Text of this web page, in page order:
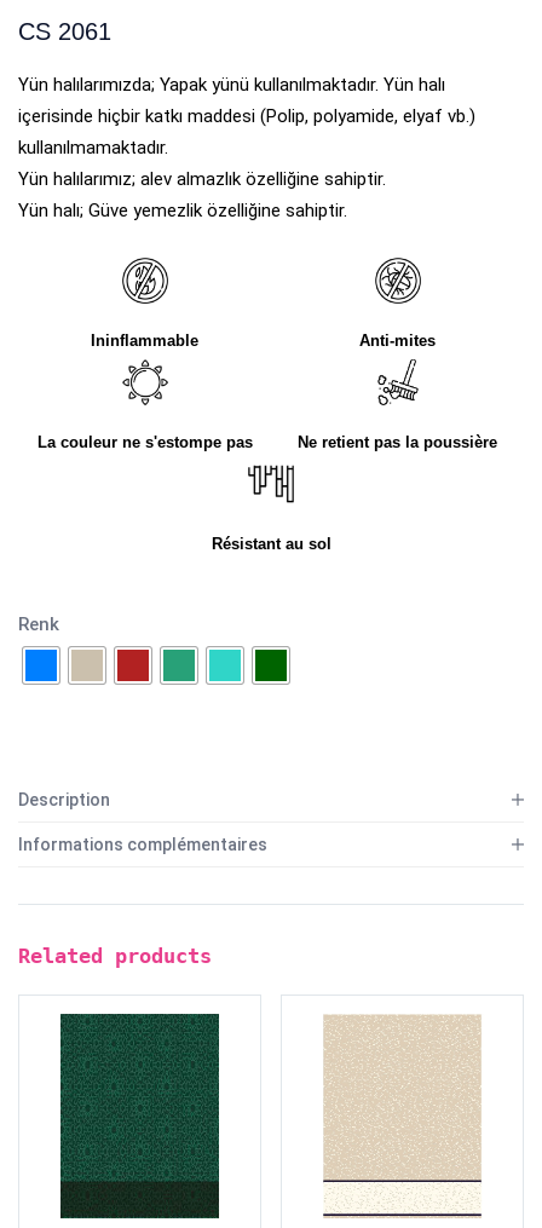
CS 2061
Yün halılarımızda; Yapak yünü kullanılmaktadır. Yün halı
içerisinde hiçbir katkı maddesi (Polip, polyamide, elyaf vb.)
kullanılmamaktadır.
Yün halılarımız; alev almazlık özelliğine sahiptir.
Yün halı; Güve yemezlik özelliğine sahiptir.
Ininflammable Anti-mites
La couleur ne s'estompe pas Ne retient pas la poussière
Résistant au sol
Renk
Description
Informations complémentaires
Related products